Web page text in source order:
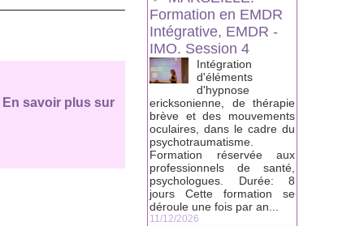
En savoir plus sur
Formation en EMDR
Intégrative, EMDR -
IMO. Session 4
Intégration
d'éléments
d'hypnose
ericksonienne, de thérapie
brève et des mouvements
oculaires, dans le cadre du
psychotraumatisme.
Formation réservée aux
professionnels de santé,
psychologues. Durée: 8
jours Cette formation se
déroule une fois par an...
11/12/2026